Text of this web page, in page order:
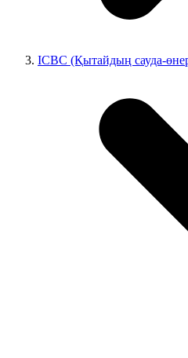
ICBC (Қытайдың сауда-